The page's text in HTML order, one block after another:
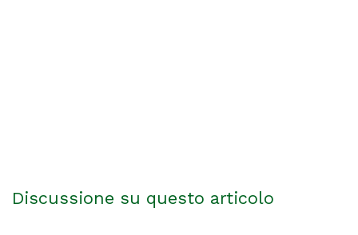
Discussione su questo articolo